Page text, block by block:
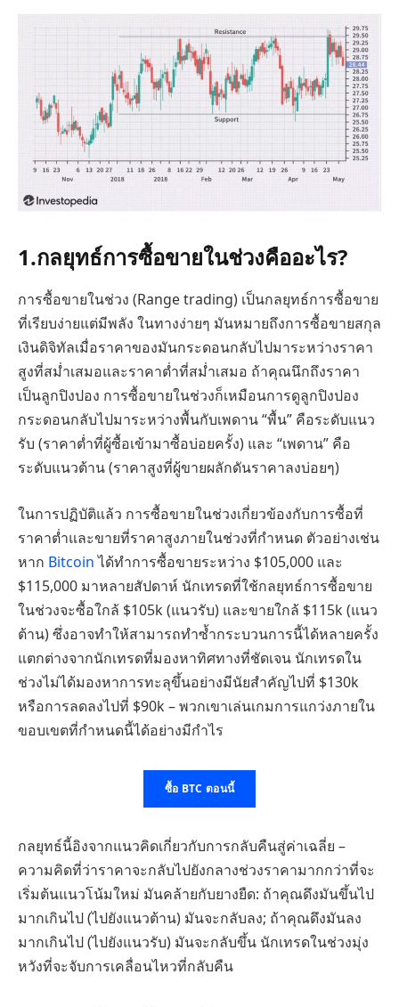
1.กลยุทธ์การซื้อขายในช่วงคืออะไร?
การซื้อขายในช่วง (Range trading) เป็นกลยุทธ์การซื้อขาย
ที่เรียบง่ายแต่มีพลัง ในทางง่ายๆ มันหมายถึงการซื้อขายสกุล
เงินดิจิทัลเมื่อราคาของมันกระดอนกลับไปมาระหว่างราคา
สูงที่สม่ำเสมอและราคาต่ำที่สม่ำเสมอ ถ้าคุณนึกถึงราคา
เป็นลูกปิงปอง การซื้อขายในช่วงก็เหมือนการดูลูกปิงปอง
กระดอนกลับไปมาระหว่างพื้นกับเพดาน “พื้น” คือระดับแนว
รับ (ราคาต่ำที่ผู้ซื้อเข้ามาซื้อบ่อยครั้ง) และ “เพดาน” คือ
ระดับแนวต้าน (ราคาสูงที่ผู้ขายผลักดันราคาลงบ่อยๆ)
ในการปฏิบัติแล้ว การซื้อขายในช่วงเกี่ยวข้องกับการซื้อที่
ราคาต่ำและขายที่ราคาสูงภายในช่วงที่กำหนด ตัวอย่างเช่น
หาก Bitcoinได้ทำการซื้อขายระหว่าง $105,000 และ
$115,000 มาหลายสัปดาห์ นักเทรดที่ใช้กลยุทธ์การซื้อขาย
ในช่วงจะซื้อใกล้ $105k (แนวรับ) และขายใกล้ $115k (แนว
ต้าน) ซึ่งอาจทำให้สามารถทำซ้ำกระบวนการนี้ได้หลายครั้ง
แตกต่างจากนักเทรดที่มองหาทิศทางที่ชัดเจน นักเทรดใน
ช่วงไม่ได้มองหาการทะลุขึ้นอย่างมีนัยสำคัญไปที่ $130k
หรือการลดลงไปที่ $90k – พวกเขาเล่นเกมการแกว่งภายใน
ขอบเขตที่กำหนดนี้ได้อย่างมีกำไร
ซื้อ BTC ตอนนี้
กลยุทธ์นี้อิงจากแนวคิดเกี่ยวกับการกลับคืนสู่ค่าเฉลี่ย –
ความคิดที่ว่าราคาจะกลับไปยังกลางช่วงราคามากกว่าที่จะ
เริ่มต้นแนวโน้มใหม่ มันคล้ายกับยางยืด: ถ้าคุณดึงมันขึ้นไป
มากเกินไป (ไปยังแนวต้าน) มันจะกลับลง; ถ้าคุณดึงมันลง
มากเกินไป (ไปยังแนวรับ) มันจะกลับขึ้น นักเทรดในช่วงมุ่ง
หวังที่จะจับการเคลื่อนไหวที่กลับคืน